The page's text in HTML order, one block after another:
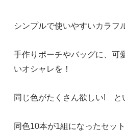
シンプルで使いやすいカラフ
手作りポーチやバッグに、可
いオシャレを！
同じ色がたくさん欲しい! と
同色10本が1組になったセット